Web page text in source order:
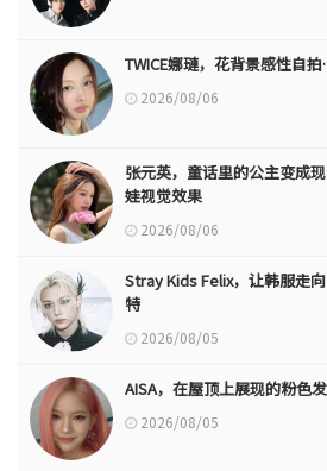
TWICE娜璉，花背景感性自
2026/08/06
张元英，童话里的公主变成
娃视觉效果
2026/08/06
Stray Kids Felix，让韩服
特
2026/08/05
AISA，在屋顶上展现的粉色
2026/08/05